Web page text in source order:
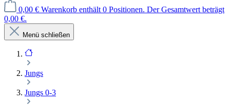
0,00 € Warenkorb enthält 0 Positionen. Der Gesamtwert beträgt
0,00 €.
Menü schließen
Jungs
Jungs 0-3